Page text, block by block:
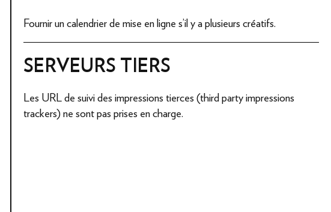
Fournir un calendrier de mise en ligne s'il y a plusieurs créatifs.
SERVEURS TIERS
Les URL de suivi des impressions tierces (third party impressions
trackers) ne sont pas prises en charge.